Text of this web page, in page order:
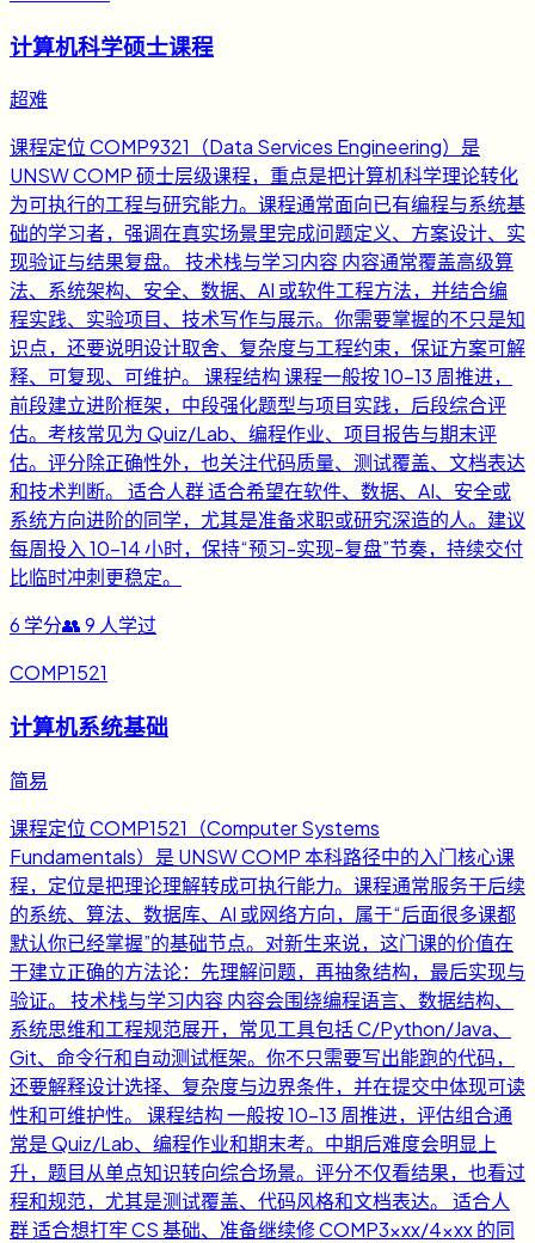
计算机科学硕士课程
超难
课程定位 COMP9321（Data Services Engineering）是
UNSW COMP 硕士层级课程，重点是把计算机科学理论转化
为可执行的工程与研究能力。课程通常面向已有编程与系统基
础的学习者，强调在真实场景里完成问题定义、方案设计、实
现验证与结果复盘。 技术栈与学习内容 内容通常覆盖高级算
法、系统架构、安全、数据、AI 或软件工程方法，并结合编
程实践、实验项目、技术写作与展示。你需要掌握的不只是知
识点，还要说明设计取舍、复杂度与工程约束，保证方案可解
释、可复现、可维护。 课程结构 课程一般按 10-13 周推进，
前段建立进阶框架，中段强化题型与项目实践，后段综合评
估。考核常见为 Quiz/Lab、编程作业、项目报告与期末评
估。评分除正确性外，也关注代码质量、测试覆盖、文档表达
和技术判断。 适合人群 适合希望在软件、数据、AI、安全或
系统方向进阶的同学，尤其是准备求职或研究深造的人。建议
每周投入 10-14 小时，保持“预习-实现-复盘”节奏，持续交付
比临时冲刺更稳定。
6 学分👥9 人学过
COMP1521
计算机系统基础
简易
课程定位 COMP1521（Computer Systems
Fundamentals）是 UNSW COMP 本科路径中的入门核心课
程，定位是把理论理解转成可执行能力。课程通常服务于后续
的系统、算法、数据库、AI 或网络方向，属于“后面很多课都
默认你已经掌握”的基础节点。对新生来说，这门课的价值在
于建立正确的方法论：先理解问题，再抽象结构，最后实现与
验证。 技术栈与学习内容 内容会围绕编程语言、数据结构、
系统思维和工程规范展开，常见工具包括 C/Python/Java、
Git、命令行和自动测试框架。你不只需要写出能跑的代码，
还要解释设计选择、复杂度与边界条件，并在提交中体现可读
性和可维护性。 课程结构 一般按 10-13 周推进，评估组合通
常是 Quiz/Lab、编程作业和期末考。中期后难度会明显上
升，题目从单点知识转向综合场景。评分不仅看结果，也看过
程和规范，尤其是测试覆盖、代码风格和文档表达。 适合人
群 适合想打牢 CS 基础、准备继续修 COMP3xxx/4xxx 的同